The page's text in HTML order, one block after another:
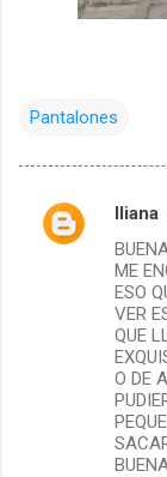
Pantalones
C
Iliana
ME
ESO
VER
QUE
O DE